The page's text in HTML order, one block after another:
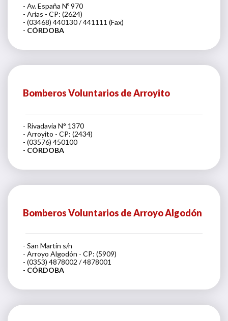
- Av. España Nº 970
- Arias - CP: (2624)
- (03468) 440130 / 441111 (Fax)
- CÓRDOBA
Bomberos Voluntarios de Arroyito
- Rivadavia N° 1370
- Arroyito - CP: (2434)
- (03576) 450100
- CÓRDOBA
Bomberos Voluntarios de Arroyo Algodón
- San Martín s/n
- Arroyo Algodón - CP: (5909)
- (0353) 4878002 / 4878001
- CÓRDOBA